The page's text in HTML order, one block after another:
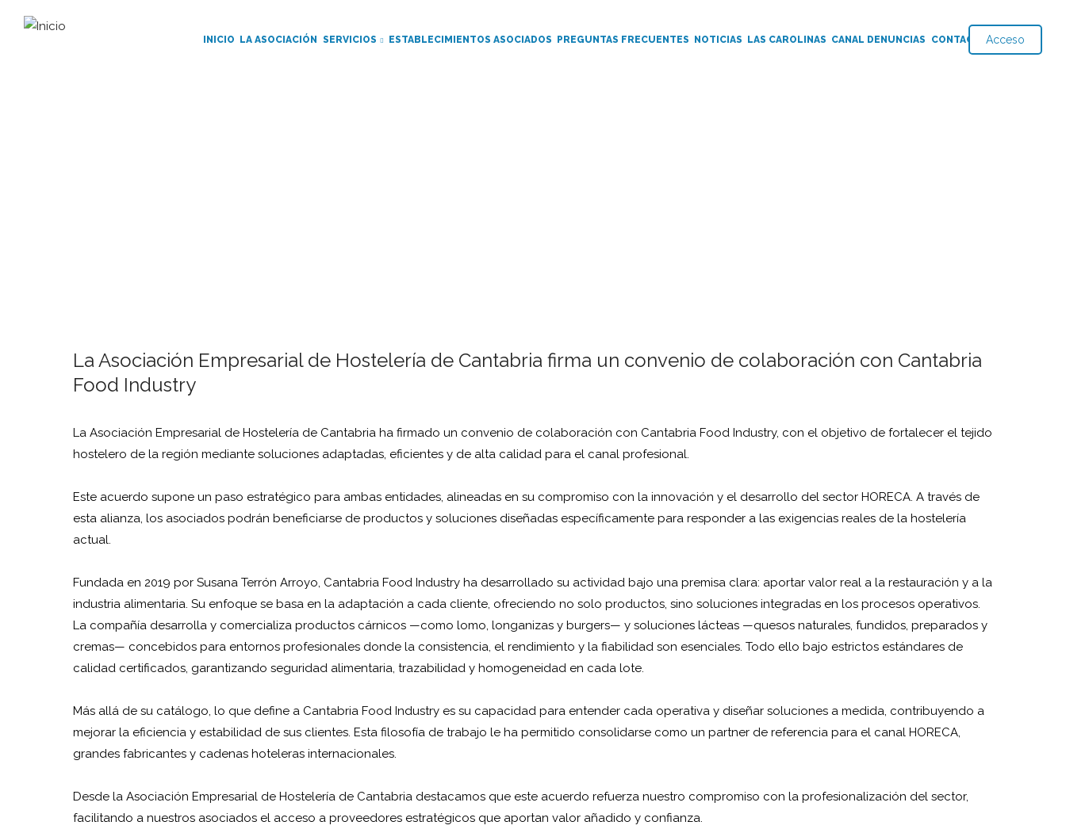
INICIO LA ASOCIACIÓN SERVICIOS ESTABLECIMIENTOS ASOCIADOS PREGUNTAS FRECUENTES NOTICIAS LAS CAROLINAS CANAL DENUNCIAS CONTACTOAcceso
La Asociación Empresarial de Hostelería de Cantabria firma un convenio de colaboración con Cantabria
Food Industry
La Asociación Empresarial de Hostelería de Cantabria ha firmado un convenio de colaboración con Cantabria Food Industry, con el objetivo de fortalecer el tejido
hostelero de la región mediante soluciones adaptadas, eficientes y de alta calidad para el canal profesional.
Este acuerdo supone un paso estratégico para ambas entidades, alineadas en su compromiso con la innovación y el desarrollo del sector HORECA. A través de
esta alianza, los asociados podrán beneficiarse de productos y soluciones diseñadas específicamente para responder a las exigencias reales de la hostelería
actual.
Fundada en 2019 por Susana Terrón Arroyo, Cantabria Food Industry ha desarrollado su actividad bajo una premisa clara: aportar valor real a la restauración y a la
industria alimentaria. Su enfoque se basa en la adaptación a cada cliente, ofreciendo no solo productos, sino soluciones integradas en los procesos operativos.
La compañía desarrolla y comercializa productos cárnicos —como lomo, longanizas y burgers— y soluciones lácteas —quesos naturales, fundidos, preparados y
cremas— concebidos para entornos profesionales donde la consistencia, el rendimiento y la fiabilidad son esenciales. Todo ello bajo estrictos estándares de
calidad certificados, garantizando seguridad alimentaria, trazabilidad y homogeneidad en cada lote.
Más allá de su catálogo, lo que define a Cantabria Food Industry es su capacidad para entender cada operativa y diseñar soluciones a medida, contribuyendo a
mejorar la eficiencia y estabilidad de sus clientes. Esta filosofía de trabajo le ha permitido consolidarse como un partner de referencia para el canal HORECA,
grandes fabricantes y cadenas hoteleras internacionales.
Desde la Asociación Empresarial de Hostelería de Cantabria destacamos que este acuerdo refuerza nuestro compromiso con la profesionalización del sector,
facilitando a nuestros asociados el acceso a proveedores estratégicos que aportan valor añadido y confianza.